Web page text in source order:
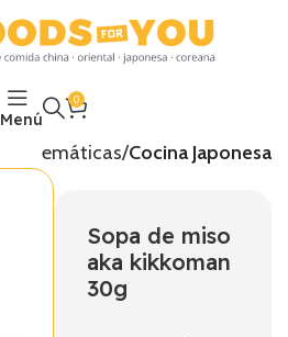
Menú
0
Temáticas Cocina Japonesa
Sopa de miso
aka kikkoman
30g